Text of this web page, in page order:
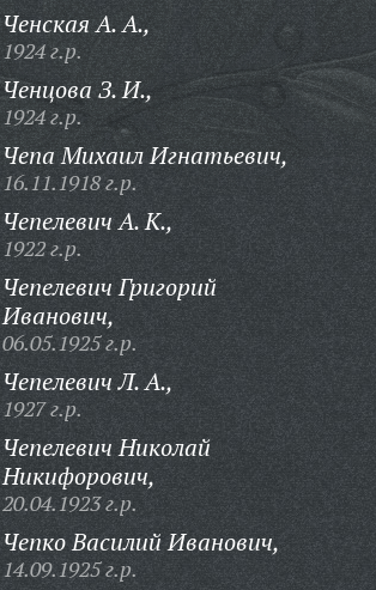
Ченская А. А.,
1924 г.р.
Ченцова З. И.,
1924 г.р.
Чепа Михаил Игнатьевич,
16.11.1918 г.р.
Чепелевич А. К.,
1922 г.р.
Чепелевич Григорий
Иванович,
06.05.1925 г.р.
Чепелевич Л. А.,
1927 г.р.
Чепелевич Николай
Никифорович,
20.04.1923 г.р.
Чепко Василий Иванович,
14.09.1925 г.р.